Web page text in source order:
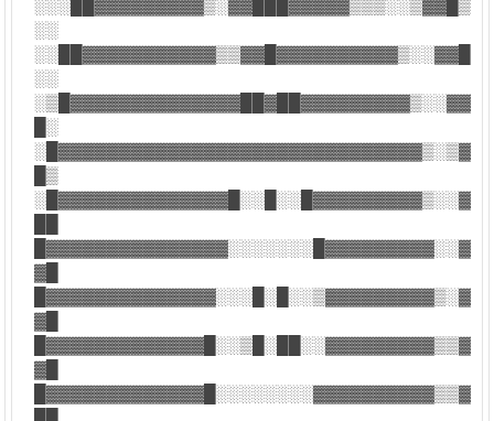
░░░██▓▓▓▓▓▓▓▓▓▒░▓▓███▓▓▓▓▓▒▒▒░░▒▓▓█▒
░░
░░██▓▓▓▓▓▓▓▓▓▓▓▒▒▓▓█▓▓▓▓▓▓▓▓▓▓▒░░▓▓█
░░
░▒█▓▓▓▓▓▓▓▓▓▓▓▓▓▓██▓██▓▓▓▓▓▓▓▓▓▒░░▓▓
█░
░█▓▓▓▓▓▓▓▓▓▓▓▓▓▓▓▓▓▓▓▓▓▓▓▓▓▓▓▓▓▓▒░▒▓
█▒
░█▓▓▓▓▓▓▓▓▓▓▓▓▓▓█░░█░░█▓▓▓▓▓▓▓▓▓▒░░▓
█▓▓▓▓▓▓▓▓▓▓▓▓▓▓▓░░░░░░░█▓▓▓▓▓▓▓▓▓░░▓
▓█
█▓▓▓▓▓▓▓▓▓▓▓▓▓▓░░░█░█░░▒▓▓▓▓▓▓▓▓▓▒░▓
▓█
█▓▓▓▓▓▓▓▓▓▓▓▓▓█░░▒█░██░░▓▓▓▓▓▓▓▓▓▒▒▓
▓█
█▓▓▓▓▓▓▓▓▓▓▓▓▓█░░░░░░░░▓▓▓▓▓▓▓▓▓▓▒▒▓